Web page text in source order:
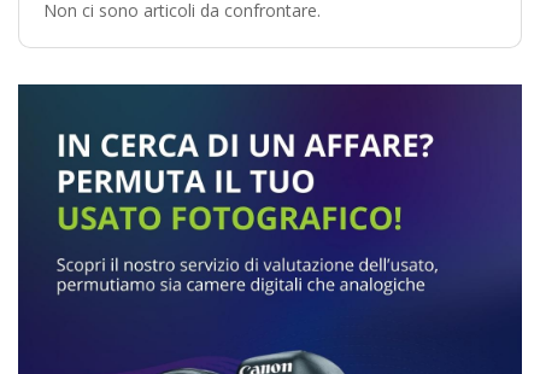
Non ci sono articoli da confrontare.